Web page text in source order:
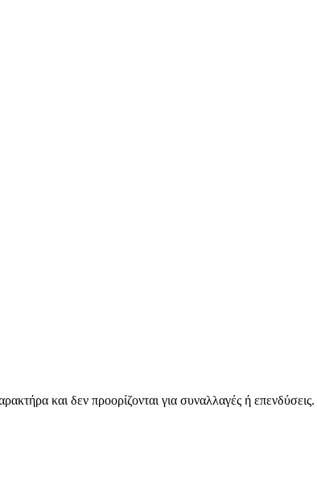
και δεν προορίζονται για συναλλαγές ή επενδύσεις.